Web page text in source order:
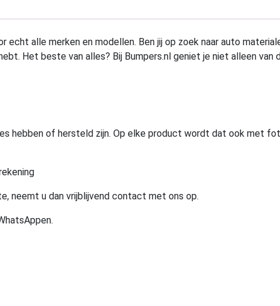
echt alle merken en modellen. Ben jij op zoek naar auto
Het beste van alles? Bij Bumpers.nl geniet je niet alleen
hebben of hersteld zijn. Op elke product wordt dat ook met
neemt u dan vrijblijvend contact met ons op.